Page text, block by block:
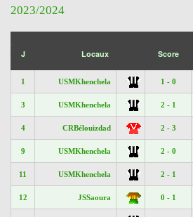
2023/2024
J Locaux Score
1 USMKhenchela 1 - 0
3 USMKhenchela 2 - 1
4 CRBélouizdad 2 - 3
9 USMKhenchela 2 - 0
11 USMKhenchela 2 - 1
12 JSSaoura 0 - 1